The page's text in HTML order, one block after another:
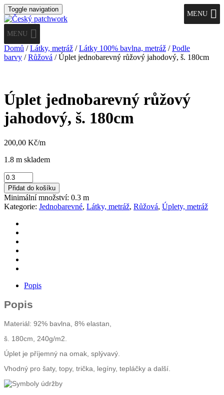
Toggle navigation
MENU
MENU
Domů /Látky, metráž /Látky 100% bavlna, metráž /Podle
barvy /Růžová / Úplet jednobarevný růžový jahodový, š. 180cm
Úplet jednobarevný růžový
jahodový, š. 180cm
200,00 Kč/m
1.8 m skladem
Úplet
jednobarevný
růžový
jahodový,
š.
180cm
množství
Přidat do košíku
Minimální množství: 0.3 m
Kategorie: Jednobarevné, Látky, metráž, Růžová, Úplety, metráž
Popis
Popis
Materiál: 92% bavlna, 8% elastan,
š. 180cm, 240g/m2.
Úplet je příjemný na omak, splývavý.
Vhodný pro šaty, topy, trička, legíny, tepláčky a další.